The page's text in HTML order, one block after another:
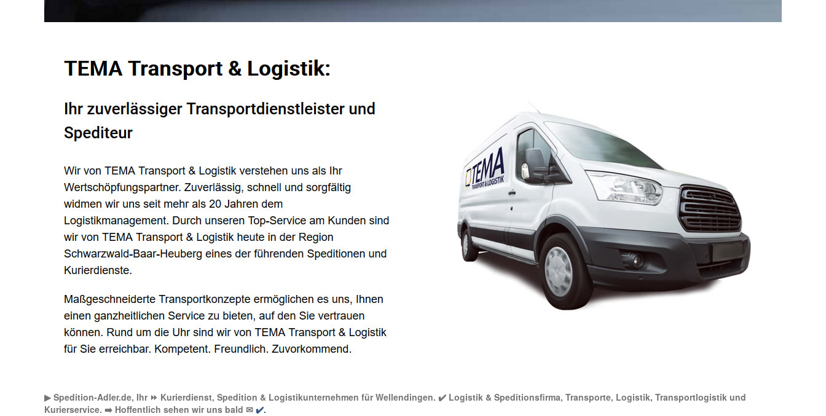
▶︎ Spedition-Adler.de, Ihr ⏩ Kurierdienst, Spedition & Logistikunternehmen für Wellendingen. ✔️ Logistik & Speditionsfirma, Transporte, Logistik, Transportlogistik und
Kurierservice. ➡️ Hoffentlich sehen wir uns bald ✉ ✔️.